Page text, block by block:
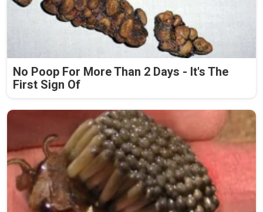
No Poop For More Than 2 Days - It's The
First Sign Of